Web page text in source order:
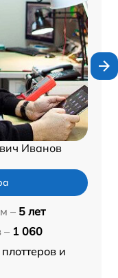
Иванов
– 5 лет
– 1 060
и